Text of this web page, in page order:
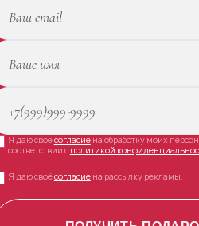
Я даю своёсогласиена обработку моих
соответствии с политикой
Я даю своёсогласиена рассылку рекламы.